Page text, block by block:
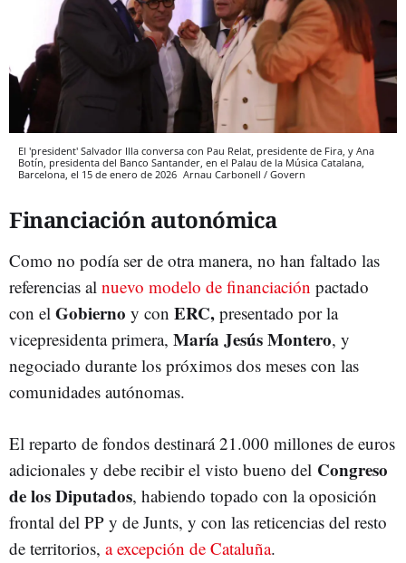
El 'president' Salvador Illa conversa con Pau Relat, presidente de Fira, y Ana
Botín, presidenta del Banco Santander, en el Palau de la Música Catalana,
Barcelona, el 15 de enero de 2026 Arnau Carbonell / Govern
Financiación autonómica
Como no podía ser de otra manera, no han faltado las
referencias al nuevo modelo de financiación pactado
con el Gobierno y con ERC, presentado por la
vicepresidenta primera, María Jesús Montero, y
negociado durante los próximos dos meses con las
comunidades autónomas.
El reparto de fondos destinará 21.000 millones de euros
adicionales y debe recibir el visto bueno del Congreso
de los Diputados, habiendo topado con la oposición
frontal del PP y de Junts, y con las reticencias del resto
de territorios, a excepción de Cataluña.